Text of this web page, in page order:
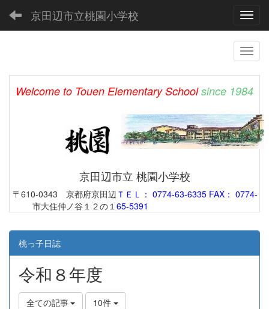
京田辺市立桃園小学校
Welcome to Touen Elementary School since 1984
京田辺市立 桃園小学校
〒610-0343 京都府京田辺
市大住仲ノ谷１２の１
ＴＥＬ： 0774-63-6335 FAX： 0774-
65-5391
桃っ子日誌
令和８年度
全ての記事 10件